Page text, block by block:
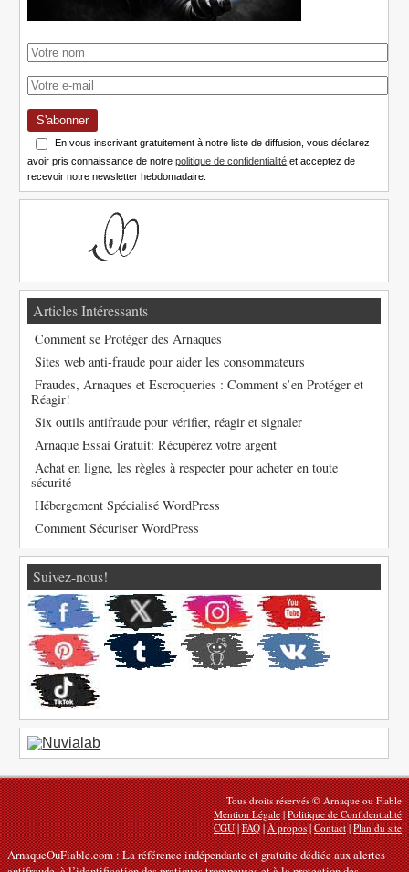
S'abonner
En vous inscrivant gratuitement à notre liste de diffusion, vous déclarez
avoir pris connaissance de notrepolitique de confidentialité et acceptez de
recevoir notre newsletter hebdomadaire.
Articles Intéressants
Comment se Protéger des Arnaques
Sites web anti-fraude pour aider les consommateurs
Fraudes, Arnaques et Escroqueries : Comment s’en Protéger et
Réagir!
Six outils antifraude pour vérifier, réagir et signaler
Arnaque Essai Gratuit: Récupérez votre argent
Achat en ligne, les règles à respecter pour acheter en toute
sécurité
Hébergement Spécialisé WordPress
Comment Sécuriser WordPress
Suivez-nous!
Tous droits réservés © Arnaque ou Fiable
Mention Légale|Politique de Confidentialité
CGU|FAQ|À propos|Contact|Plan du site
ArnaqueOuFiable.com : La référence indépendante et gratuite dédiée aux alertes